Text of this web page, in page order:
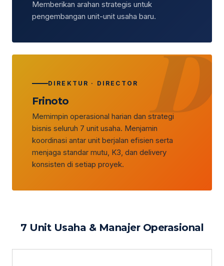
Memberikan arahan strategis untuk
pengembangan unit-unit usaha baru.
D
DIREKTUR · DIRECTOR
Frinoto
Memimpin operasional harian dan strategi
bisnis seluruh 7 unit usaha. Menjamin
koordinasi antar unit berjalan efisien serta
menjaga standar mutu, K3, dan delivery
konsisten di setiap proyek.
7 Unit Usaha & Manajer Operasional